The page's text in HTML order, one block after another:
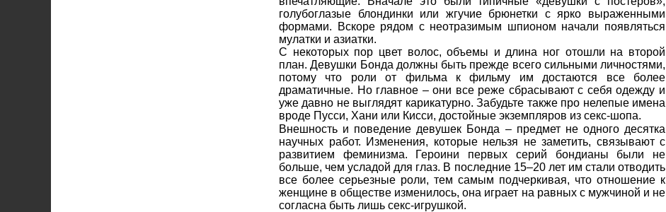
голубоглазые блондинки или жгучие брюнетки с ярко выраженными
формами. Вскоре рядом с неотразимым шпионом начали появляться
мулатки и азиатки.
С некоторых пор цвет волос, объемы и длина ног отошли на второй
план. Девушки Бонда должны быть прежде всего сильными личностями,
потому что роли от фильма к фильму им достаются все более
драматичные. Но главное – они все реже сбрасывают с себя одежду и
уже давно не выглядят карикатурно. Забудьте также про нелепые имена
вроде Пусси, Хани или Кисси, достойные экземпляров из секс-шопа.
Внешность и поведение девушек Бонда – предмет не одного десятка
научных работ. Изменения, которые нельзя не заметить, связывают с
развитием феминизма. Героини первых серий бондианы были не
больше, чем усладой для глаз. В последние 15–20 лет им стали отводить
все более серьезные роли, тем самым подчеркивая, что отношение к
женщине в обществе изменилось, она играет на равных с мужчиной и не
согласна быть лишь секс-игрушкой.